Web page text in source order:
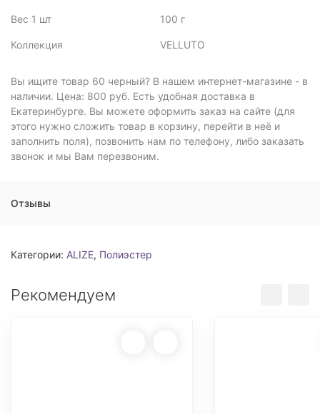
Вес 1 шт 100 г
Коллекция VELLUTO
Вы ищите товар 60 черный? В нашем интернет-магазине - в
наличии. Цена: 800 руб. Есть удобная доставка в
Екатеринбурге. Вы можете оформить заказ на сайте (для
этого нужно сложить товар в корзину, перейти в неё и
заполнить поля), позвонить нам по телефону, либо заказать
звонок и мы Вам перезвоним.
Отзывы
Категории: ALIZE, Полиэстер
Рекомендуем